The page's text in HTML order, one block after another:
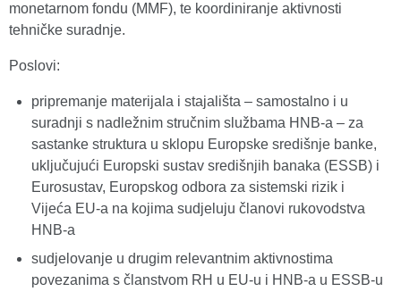
monetarnom fondu (MMF), te koordiniranje aktivnosti
tehničke suradnje.
Poslovi:
pripremanje materijala i stajališta – samostalno i u
suradnji s nadležnim stručnim službama HNB-a – za
sastanke struktura u sklopu Europske središnje banke,
uključujući Europski sustav središnjih banaka (ESSB) i
Eurosustav, Europskog odbora za sistemski rizik i
Vijeća EU-a na kojima sudjeluju članovi rukovodstva
HNB-a
sudjelovanje u drugim relevantnim aktivnostima
povezanima s članstvom RH u EU-u i HNB-a u ESSB-u